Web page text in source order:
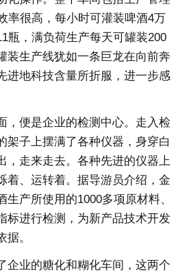
率很高，每小时可灌装啤酒4万
瓶，满负荷生产每天可罐装200
装生产线犹如一条巨龙在向前奔
进地科技含量所折服，进一步感
，便是企业的检测中心。走入检
架子上摆满了各种仪器，身穿白
，走来走去。各种先进的仪器上
着、运转着。据导游员介绍，金
产所使用的1000多项原材料、
标进行检测，为新产品技术开发
据。
企业的糖化和糊化车间，这两个